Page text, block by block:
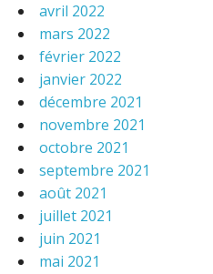
avril 2022
mars 2022
février 2022
janvier 2022
décembre 2021
novembre 2021
octobre 2021
septembre 2021
août 2021
juillet 2021
juin 2021
mai 2021